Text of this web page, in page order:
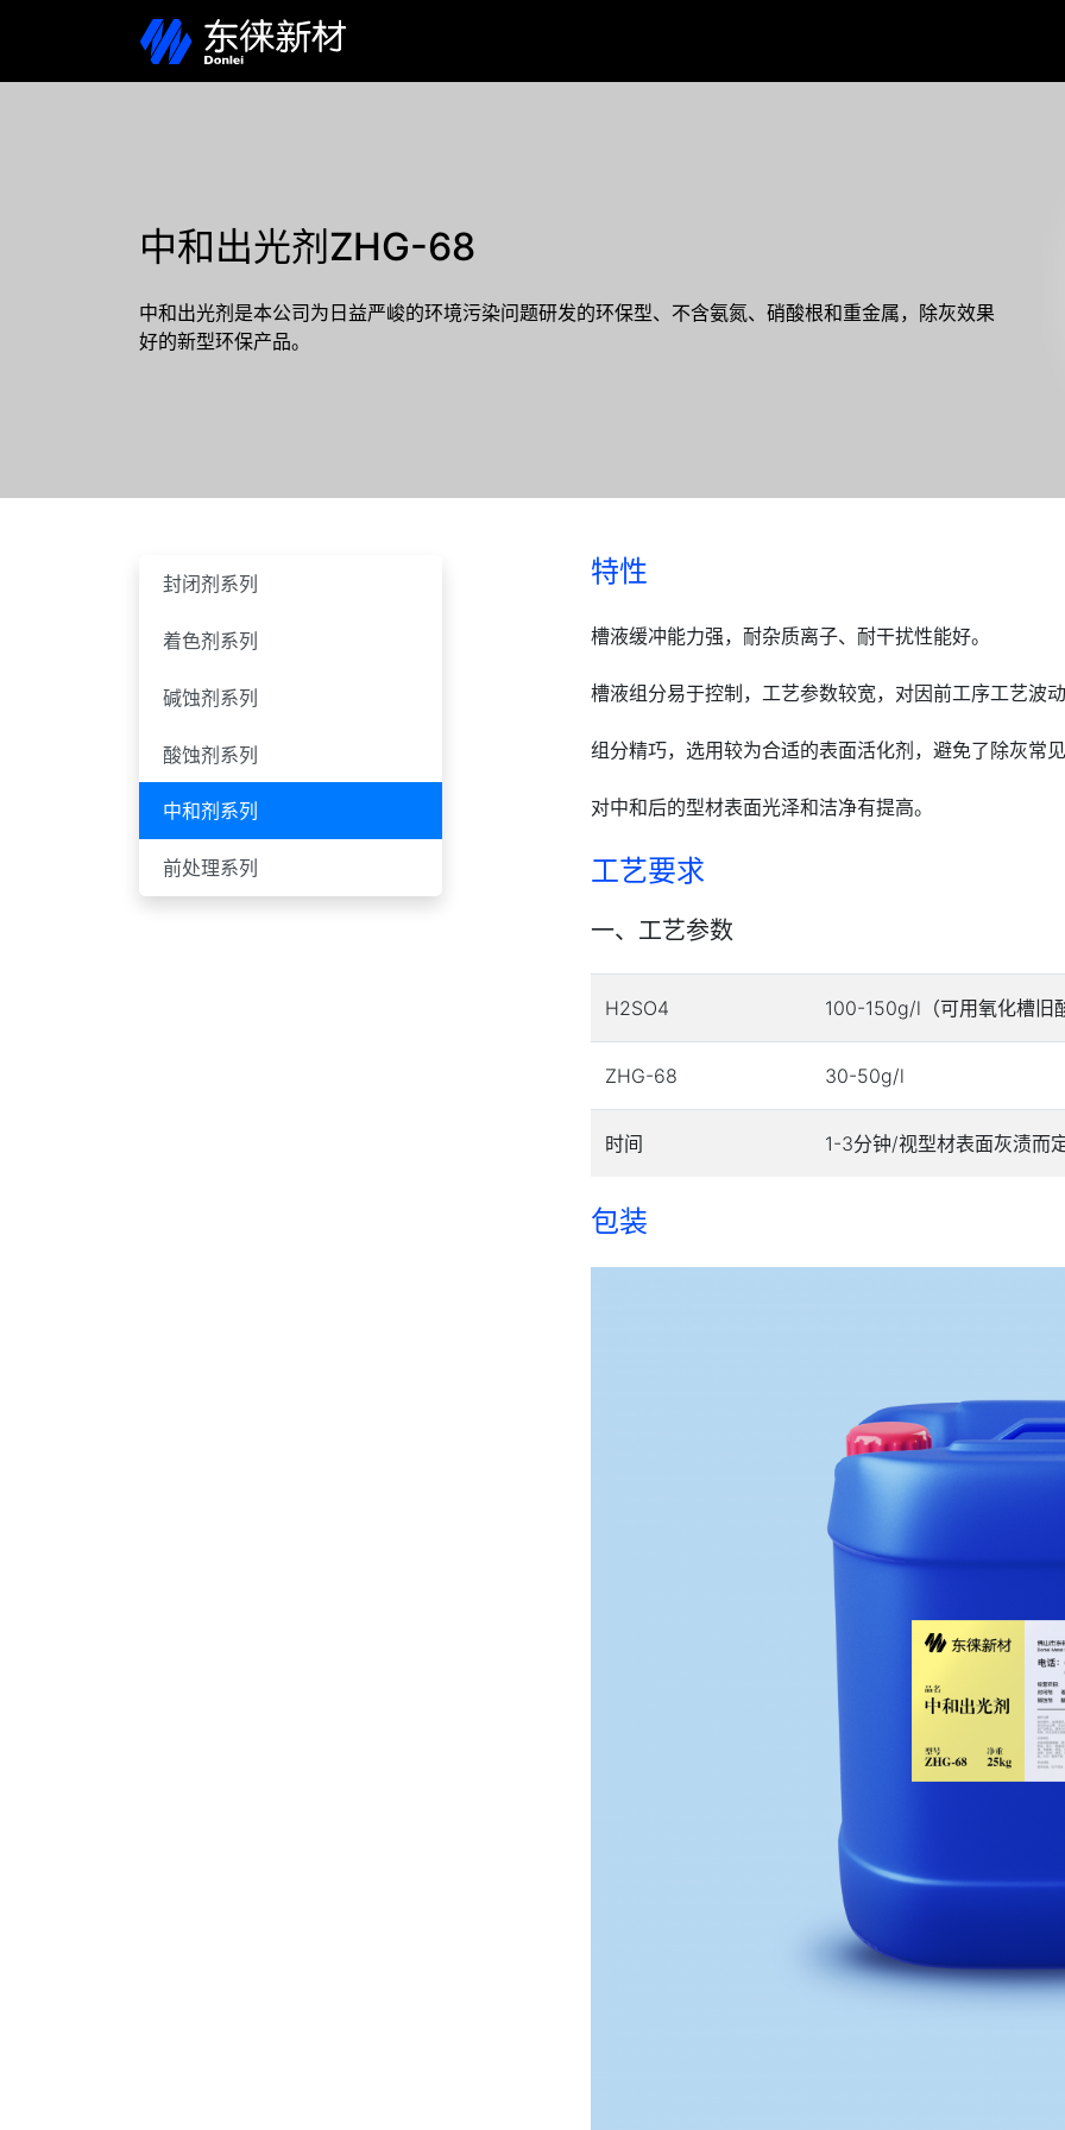
中和出光剂ZHG-68
中和出光剂是本公司为日益严峻的环境污染问题研发的环保型、不含氨氮、硝酸根和重金属，除灰效果
好的新型环保产品。
封闭剂系列
着色剂系列
碱蚀剂系列
酸蚀剂系列
中和剂系列
前处理系列
特性
槽液缓冲能力强，耐杂质离子、耐干扰性能好。
槽液组分易于控制，工艺参数较宽，对因前工序工艺波
组分精巧，选用较为合适的表面活化剂，避免了除灰常
对中和后的型材表面光泽和洁净有提高。
工艺要求
一、工艺参数
H2SO4 100-150g/l（可用氧化槽旧
ZHG-68 30-50g/l
时间 1-3分钟/视型材表面灰渍而
包装